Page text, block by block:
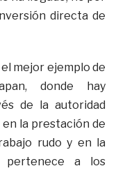
directa de
mejor ejemplo de
donde hay
de la autoridad
en la prestación de
rudo y en la
pertenece a los